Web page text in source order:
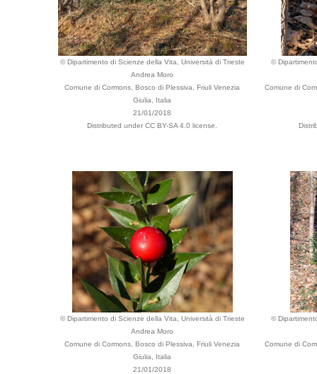
© Dipartimento di Scienze della Vita, Università di Trieste
Andrea Moro
Comune di Cormons, Bosco di Plessiva, Friuli Venezia
Giulia, Italia
21/01/2018
Distributed under CC BY-SA 4.0 license.
©
Comune di
© Dipartimento di Scienze della Vita, Università di Trieste
Andrea Moro
Comune di Cormons, Bosco di Plessiva, Friuli Venezia
Giulia, Italia
21/01/2018
©
Comune di